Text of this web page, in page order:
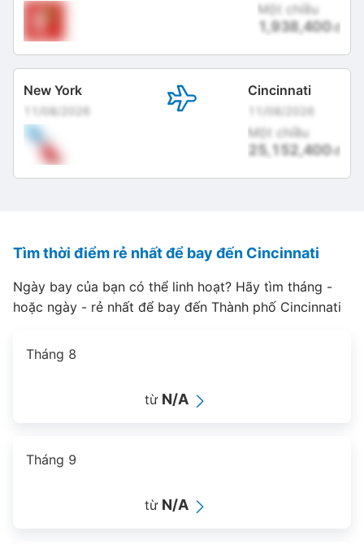
Một chiều
1,938,400đ
New York
11/08/2026
Cincinnati
11/08/2026
Một chiều
25,152,400đ
Tìm thời điểm rẻ nhất để bay đến Cincinnati
Ngày bay của bạn có thể linh hoạt? Hãy tìm tháng -
hoặc ngày - rẻ nhất để bay đến Thành phố Cincinnati
Tháng 8
từ N/A
Tháng 9
từ N/A